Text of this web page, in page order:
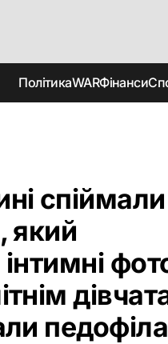
ПолітикаWARФінанси
спіймали
який
педофіла